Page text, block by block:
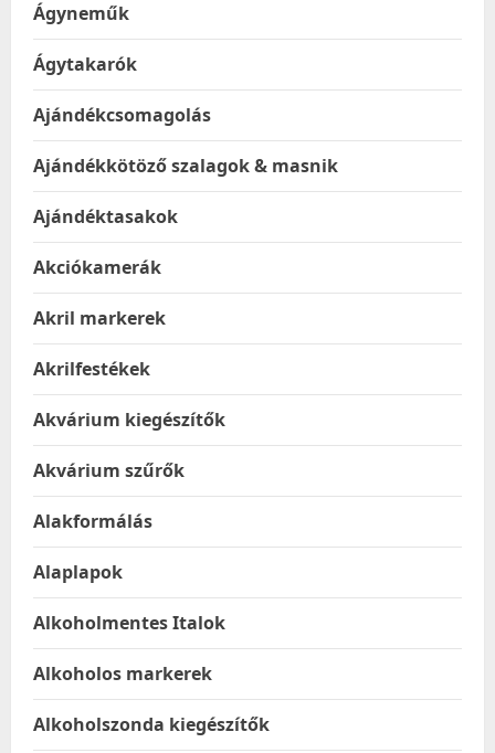
Ágyneműk
Ágytakarók
Ajándékcsomagolás
Ajándékkötöző szalagok & masnik
Ajándéktasakok
Akciókamerák
Akril markerek
Akrilfestékek
Akvárium kiegészítők
Akvárium szűrők
Alakformálás
Alaplapok
Alkoholmentes Italok
Alkoholos markerek
Alkoholszonda kiegészítők